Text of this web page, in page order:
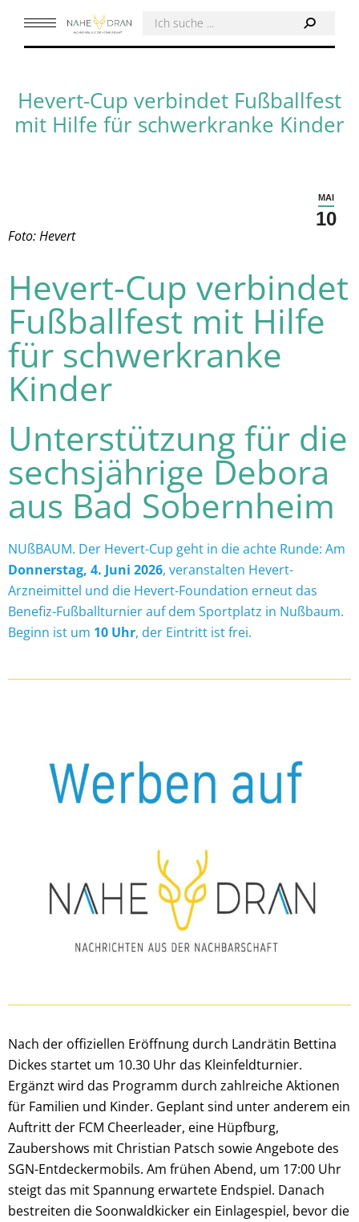
Hevert-Cup verbindet Fußballfest
mit Hilfe für schwerkranke Kinder
MAI
10
Foto: Hevert
Hevert-Cup verbindet
Fußballfest mit Hilfe
für schwerkranke
Kinder
Unterstützung für die
sechsjährige Debora
aus Bad Sobernheim
NUßBAUM. Der Hevert-Cup geht in die achte Runde: Am
Donnerstag, 4. Juni 2026, veranstalten Hevert-
Arzneimittel und die Hevert-Foundation erneut das
Benefiz-Fußballturnier auf dem Sportplatz in Nußbaum.
Beginn ist um 10 Uhr, der Eintritt ist frei.
Nach der offiziellen Eröffnung durch Landrätin Bettina
Dickes startet um 10.30 Uhr das Kleinfeldturnier.
Ergänzt wird das Programm durch zahlreiche Aktionen
für Familien und Kinder. Geplant sind unter anderem ein
Auftritt der FCM Cheerleader, eine Hüpfburg,
Zaubershows mit Christian Patsch sowie Angebote des
SGN-Entdeckermobils. Am frühen Abend, um 17:00 Uhr
steigt das mit Spannung erwartete Endspiel. Danach
bestreiten die Soonwaldkicker ein Einlagespiel, bevor die